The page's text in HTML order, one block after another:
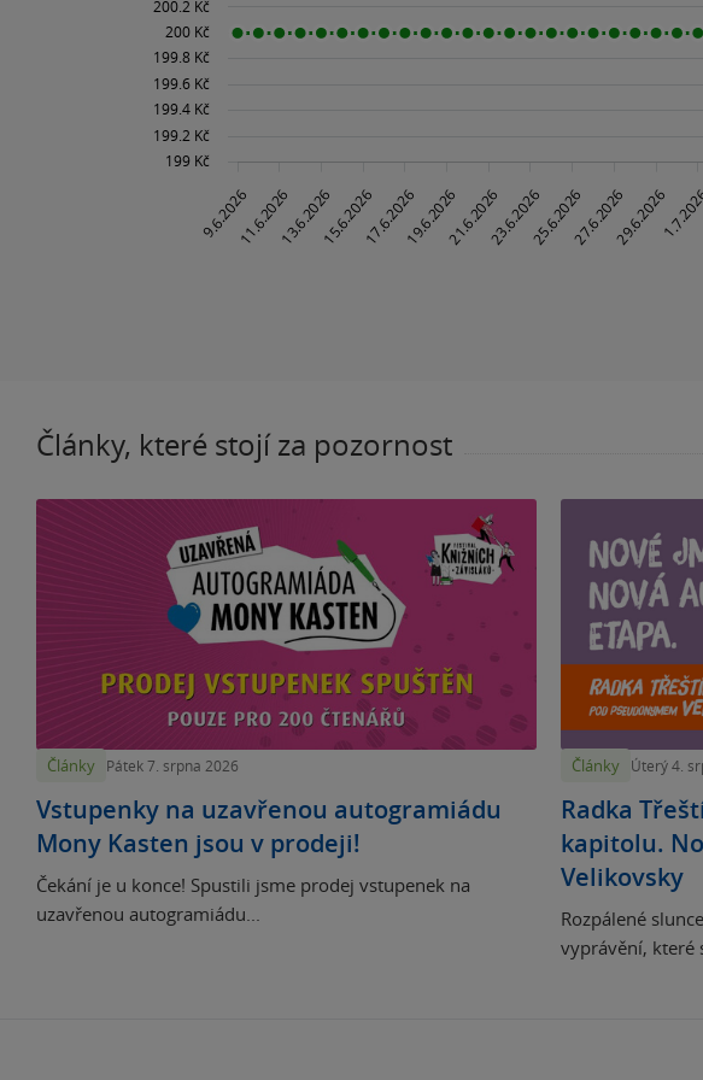
Články, které stojí za pozornost
Články Pátek 7. srpna 2026
Vstupenky na uzavřenou autogramiádu
Mony Kasten jsou v prodeji!
Čekání je u konce! Spustili jsme prodej vstupenek na
uzavřenou autogramiádu...
Články Úterý 4.
Radka
kapitolu.
Velikovsky
Rozpálené
vyprávění, které